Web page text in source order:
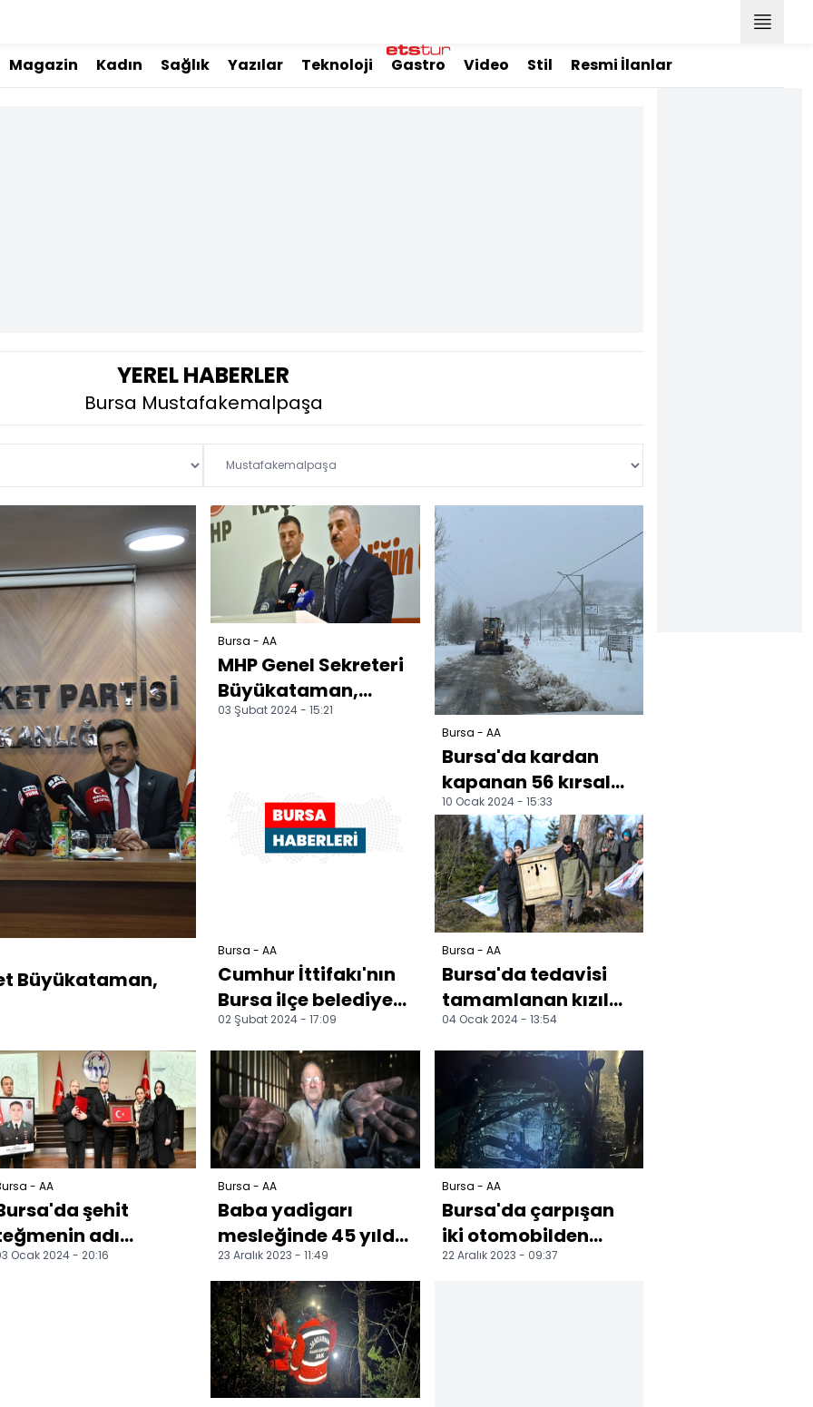
Magazin Kadın Sağlık Yazılar Teknoloji Gastro Video Stil Resmi İlanlar
YEREL HABERLER
Bursa Mustafakemalpaşa
Büyükataman,
Bursa - AA
MHP Genel Sekreteri
Büyükataman,
Bursa'da konuştu:
03 Şubat 2024 - 15:21
Bursa - AA
Cumhur İttifakı'nın
Bursa ilçe belediye
başkan adayları
tanıtıldı
02 Şubat 2024 - 17:09
Bursa - AA
Bursa'da kardan
kapanan 56 kırsal
mahallenin yolları
açıldı
10 Ocak 2024 - 15:33
Bursa - AA
Bursa'da tedavisi
tamamlanan kızıl
akbaba doğaya
salındı
04 Ocak 2024 - 13:54
- AA
şehit
adı
Ocak 2024 - 20:16
Bursa - AA
Baba yadigarı
mesleğinde 45 yıldır
demire şekil veriyor
23 Aralık 2023 - 11:49
Bursa - AA
Bursa'da çarpışan
iki otomobilden
birinin alev aldığı
22 Aralık 2023 - 09:37